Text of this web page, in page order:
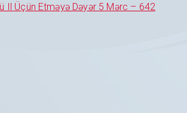
Il Üçün Etməyə Dəyər 5 Mərc – 642